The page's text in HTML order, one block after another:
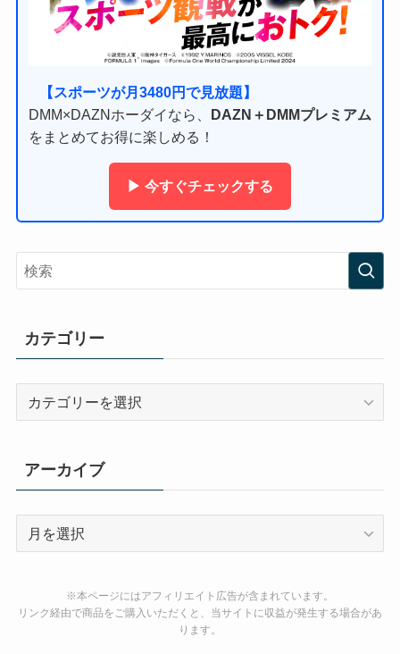
【スポーツが月3480円で見放題】
DMM×DAZNホーダイなら、
DAZN＋DMMプレミアム
をまとめてお得に楽しめる！
▶ 今すぐチェックする
カテゴリー
リ
ー
アーカイブ
ブ
※本ページにはアフィリエイト広告が含まれています。
リンク経由で商品をご購入いただくと、当サイトに収益が発生する場合があ
ります。